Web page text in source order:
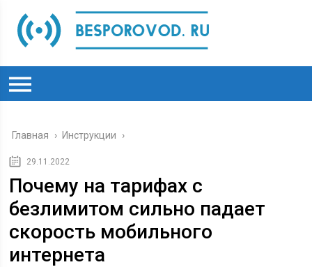
Главная › Инструкции ›
29.11.2022
Почему на тарифах с
безлимитом сильно падает
скорость мобильного
интернета